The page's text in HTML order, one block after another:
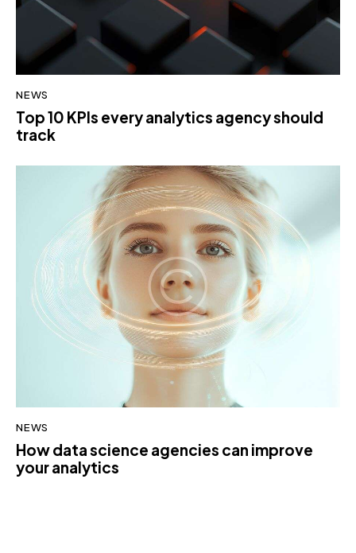
NEWS
Top 10 KPIs every analytics agency should
track
NEWS
How data science agencies can improve
your analytics